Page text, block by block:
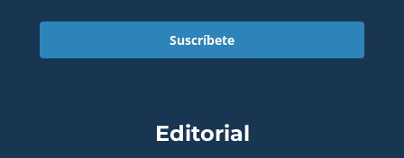
Suscríbete
Editorial